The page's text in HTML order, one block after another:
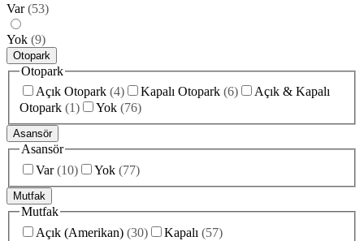
Var (53)
Yok (9)
Otopark
Otopark
Açık Otopark (4) Kapalı Otopark (6)
Açık & Kapalı
Otopark (1) Yok (76)
Asansör
Asansör
Var (10) Yok (77)
Mutfak
Mutfak
Açık (Amerikan) (30) Kapalı (57)